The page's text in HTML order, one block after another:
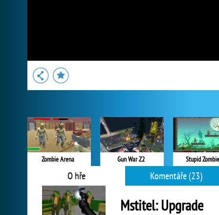
Zombie Arena Gun War Z2 Stupid
O hře Komentáře (23)
Mstitel: Upgrade